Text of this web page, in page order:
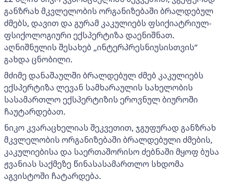
განზრახ მკვლელობის ორგანიზებაში ბრალდებულ
ძმებს, დავით და გურამ კაკულიებს ფსიქიატრიულ-
ფსიქოლოგიური ექსპერტიზა დაენიშნათ.
აღნიშნულის შესახებ „ინტერპრესნიუსისთვის“
გახდა ცნობილი.
მძიმე დანაშაულში ბრალდებულ ძმებ კაკულიებს
ექსპერტიზა ლევან სამხარაულის სახელობის
სასამართლო ექსპერტიზის ეროვნულ ბიუროში
ჩაუტარდებათ.
ნიკო კვარაცხელიას შეკვეთით, ჯგუფურად განზრახ
მკვლელობის ორგანიზებაში ბრალდებული ძმების,
კაკულიებისა და საერთაშორისო ძებნაში მყოფ ბუსა
ჟვანიას საქმეზე წინასასამართლო სხდომა
აგვისტოში ჩატარდება.